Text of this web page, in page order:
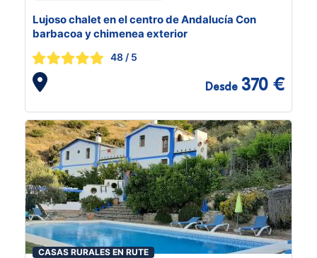
Lujoso chalet en el centro de Andalucía Con
barbacoa y chimenea exterior
48 / 5
Desde 370 €
CASAS RURALES EN RUTE